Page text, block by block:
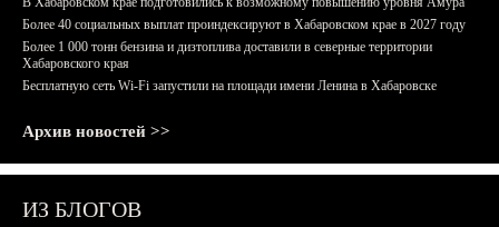
Более 40 социальных выплат проиндексируют в Хабаровском крае в 2027 году
Более 1 000 тонн бензина и дизтоплива доставили в северные территории
Хабаровского края
Бесплатную сеть Wi-Fi запустили на площади имени Ленина в Хабаровске
Архив новостей >>
ИЗ БЛОГОВ